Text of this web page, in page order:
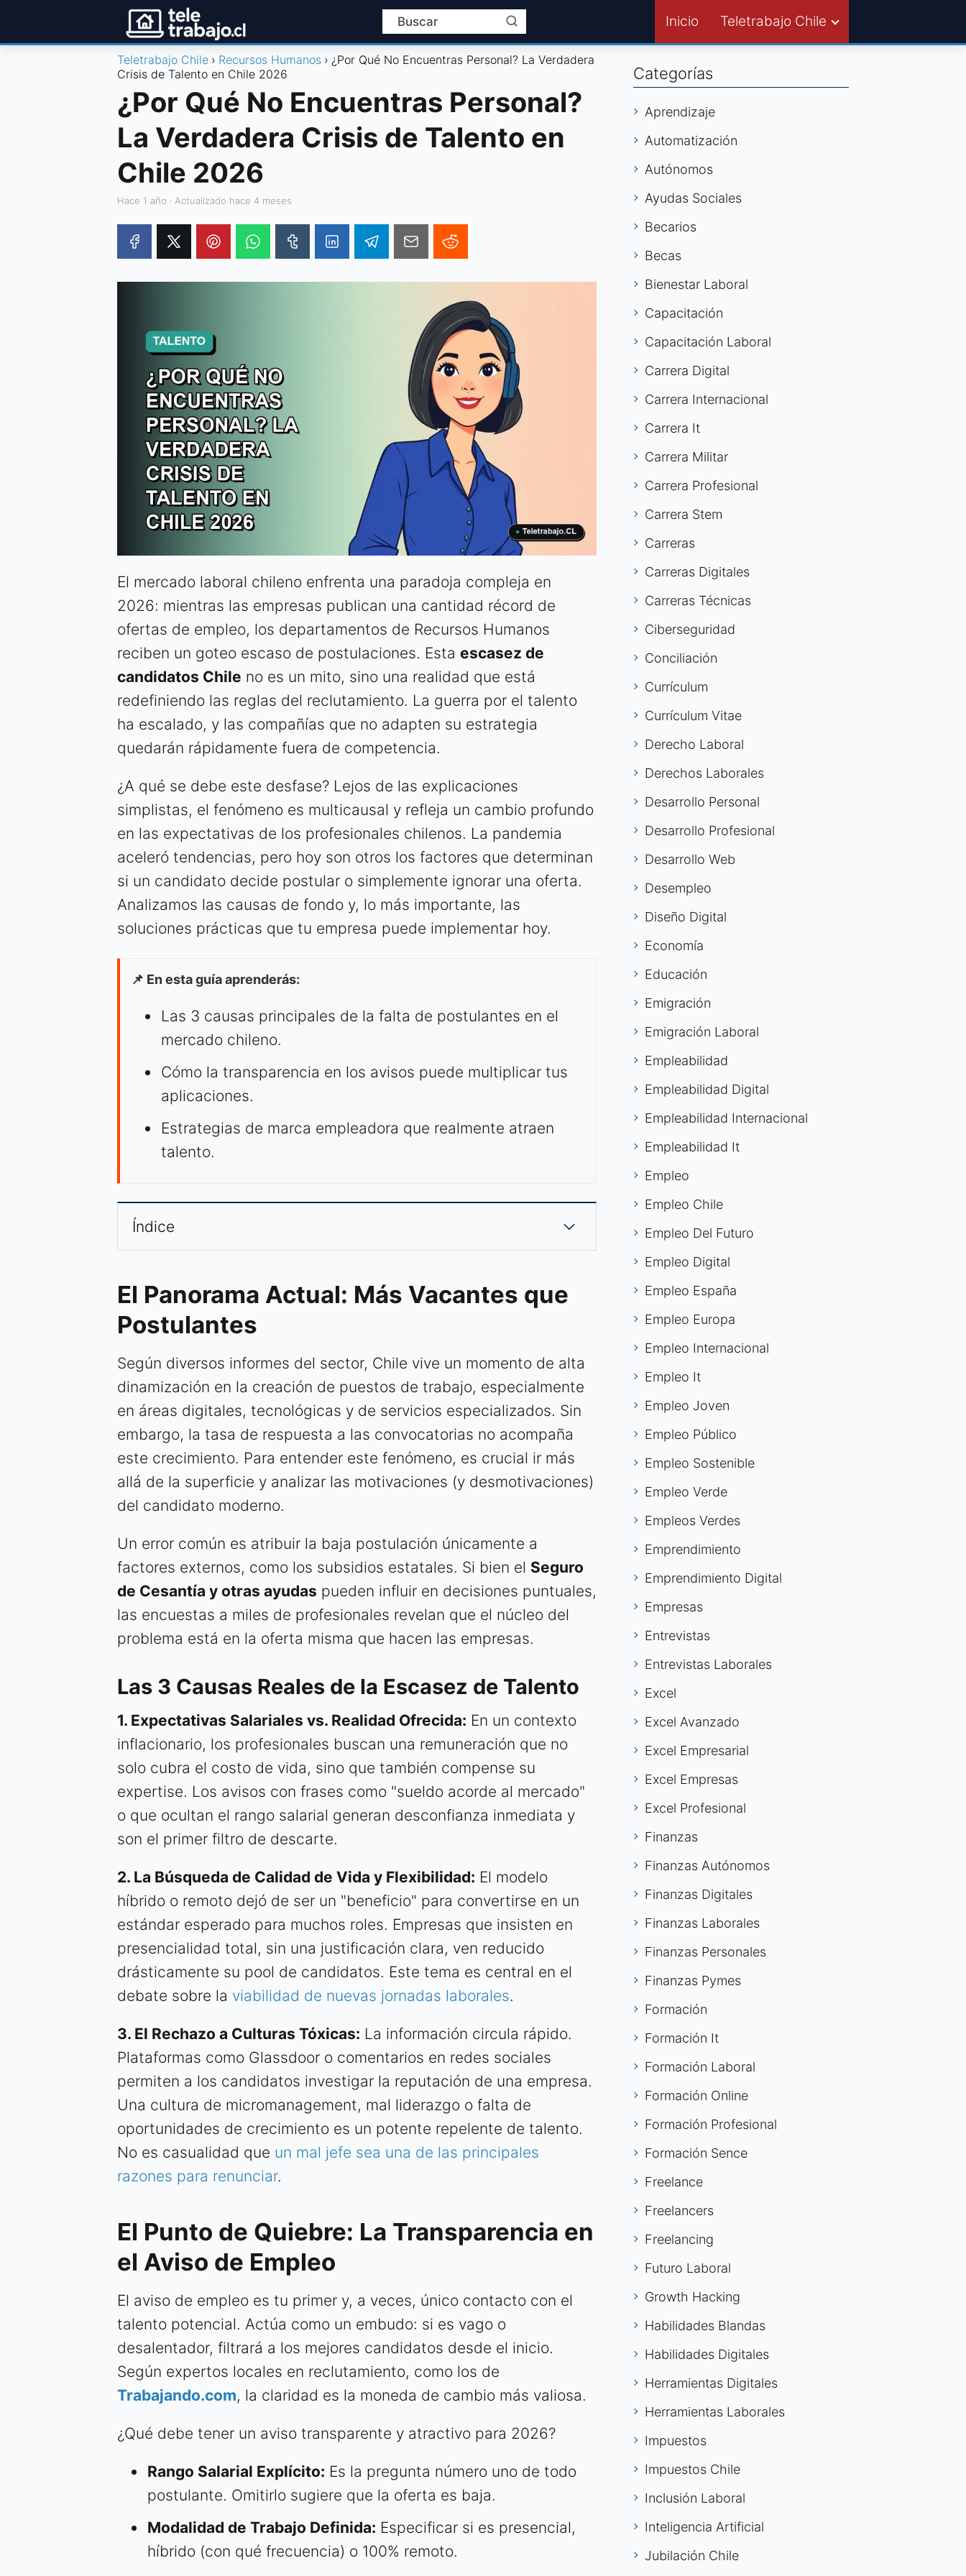
Inicio Teletrabajo Chile
Teletrabajo Chile Recursos Humanos
¿Por Qué No Encuentras Personal? La Verdadera
Crisis de Talento en Chile 2026
¿Por Qué No Encuentras Personal?
La Verdadera Crisis de Talento en
Chile 2026
hace 1 año · Actualizado hace 4 meses
El mercado laboral chileno enfrenta una paradoja compleja en
2026: mientras las empresas publican una cantidad récord de
ofertas de empleo, los departamentos de Recursos Humanos
reciben un goteo escaso de postulaciones. Esta escasez de
candidatos Chile no es un mito, sino una realidad que está
redefiniendo las reglas del reclutamiento. La guerra por el talento
ha escalado, y las compañías que no adapten su estrategia
quedarán rápidamente fuera de competencia.
¿A qué se debe este desfase? Lejos de las explicaciones
simplistas, el fenómeno es multicausal y refleja un cambio profundo
en las expectativas de los profesionales chilenos. La pandemia
aceleró tendencias, pero hoy son otros los factores que determinan
si un candidato decide postular o simplemente ignorar una oferta.
Analizamos las causas de fondo y, lo más importante, las
soluciones prácticas que tu empresa puede implementar hoy.
📌 En esta guía aprenderás:
Las 3 causas principales de la falta de postulantes en el
mercado chileno.
Cómo la transparencia en los avisos puede multiplicar tus
aplicaciones.
Estrategias de marca empleadora que realmente atraen
talento.
Índice
El Panorama Actual: Más Vacantes que
Postulantes
Según diversos informes del sector, Chile vive un momento de alta
dinamización en la creación de puestos de trabajo, especialmente
en áreas digitales, tecnológicas y de servicios especializados. Sin
embargo, la tasa de respuesta a las convocatorias no acompaña
este crecimiento. Para entender este fenómeno, es crucial ir más
allá de la superficie y analizar las motivaciones (y desmotivaciones)
del candidato moderno.
Un error común es atribuir la baja postulación únicamente a
factores externos, como los subsidios estatales. Si bien el Seguro
de Cesantía y otras ayudas pueden influir en decisiones puntuales,
las encuestas a miles de profesionales revelan que el núcleo del
problema está en la oferta misma que hacen las empresas.
Las 3 Causas Reales de la Escasez de Talento
1. Expectativas Salariales vs. Realidad Ofrecida: En un contexto
inflacionario, los profesionales buscan una remuneración que no
solo cubra el costo de vida, sino que también compense su
expertise. Los avisos con frases como "sueldo acorde al mercado"
o que ocultan el rango salarial generan desconfianza inmediata y
son el primer filtro de descarte.
2. La Búsqueda de Calidad de Vida y Flexibilidad: El modelo
híbrido o remoto dejó de ser un "beneficio" para convertirse en un
estándar esperado para muchos roles. Empresas que insisten en
presencialidad total, sin una justificación clara, ven reducido
drásticamente su pool de candidatos. Este tema es central en el
debate sobre la viabilidad de nuevas jornadas laborales.
3. El Rechazo a Culturas Tóxicas: La información circula rápido.
Plataformas como Glassdoor o comentarios en redes sociales
permiten a los candidatos investigar la reputación de una empresa.
Una cultura de micromanagement, mal liderazgo o falta de
oportunidades de crecimiento es un potente repelente de talento.
No es casualidad que un mal jefe sea una de las principales
razones para renunciar.
El Punto de Quiebre: La Transparencia en
el Aviso de Empleo
El aviso de empleo es tu primer y, a veces, único contacto con el
talento potencial. Actúa como un embudo: si es vago o
desalentador, filtrará a los mejores candidatos desde el inicio.
Según expertos locales en reclutamiento, como los de
Trabajando.com, la claridad es la moneda de cambio más valiosa.
¿Qué debe tener un aviso transparente y atractivo para 2026?
Rango Salarial Explícito: Es la pregunta número uno de todo
postulante. Omitirlo sugiere que la oferta es baja.
Modalidad de Trabajo Definida: Especificar si es presencial,
híbrido (con qué frecuencia) o 100% remoto.
Categorías
Aprendizaje
Automatización
Autónomos
Ayudas Sociales
Becarios
Becas
Bienestar Laboral
Capacitación
Capacitación Laboral
Carrera Digital
Carrera Internacional
Carrera It
Carrera Militar
Carrera Profesional
Carrera Stem
Carreras
Carreras Digitales
Carreras Técnicas
Ciberseguridad
Conciliación
Currículum
Currículum Vitae
Derecho Laboral
Derechos Laborales
Desarrollo Personal
Desarrollo Profesional
Desarrollo Web
Desempleo
Diseño Digital
Economía
Educación
Emigración
Emigración Laboral
Empleabilidad
Empleabilidad Digital
Empleabilidad Internacional
Empleabilidad It
Empleo
Empleo Chile
Empleo Del Futuro
Empleo Digital
Empleo España
Empleo Europa
Empleo Internacional
Empleo It
Empleo Joven
Empleo Público
Empleo Sostenible
Empleo Verde
Empleos Verdes
Emprendimiento
Emprendimiento Digital
Empresas
Entrevistas
Entrevistas Laborales
Excel
Excel Avanzado
Excel Empresarial
Excel Empresas
Excel Profesional
Finanzas
Finanzas Autónomos
Finanzas Digitales
Finanzas Laborales
Finanzas Personales
Finanzas Pymes
Formación
Formación It
Formación Laboral
Formación Online
Formación Profesional
Formación Sence
Freelance
Freelancers
Freelancing
Futuro Laboral
Growth Hacking
Habilidades Blandas
Habilidades Digitales
Herramientas Digitales
Herramientas Laborales
Impuestos
Impuestos Chile
Inclusión Laboral
Inteligencia Artificial
Jubilación Chile